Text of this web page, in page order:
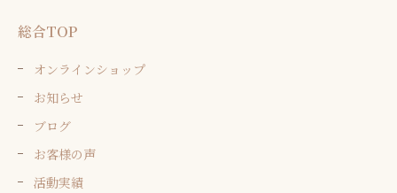
総合TOP
オンラインショップ
お知らせ
ブログ
お客様の声
活動実績